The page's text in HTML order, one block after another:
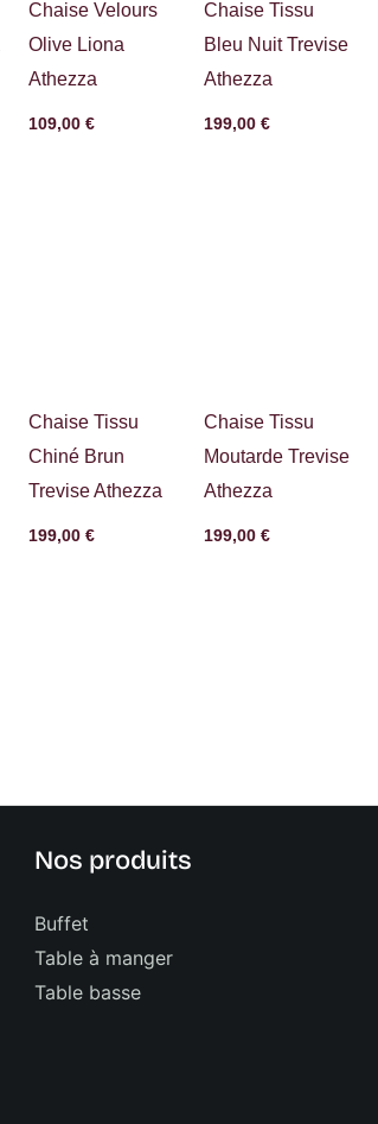
Chaise Velours
Olive Liona
Athezza
109,00€
Chaise Tissu
Bleu Nuit Trevise
Athezza
199,00€
Chaise Tissu
Chiné Brun
Trevise Athezza
199,00€
Chaise Tissu
Moutarde Trevise
Athezza
199,00€
Nos produits
Buffet
Table à manger
Table basse